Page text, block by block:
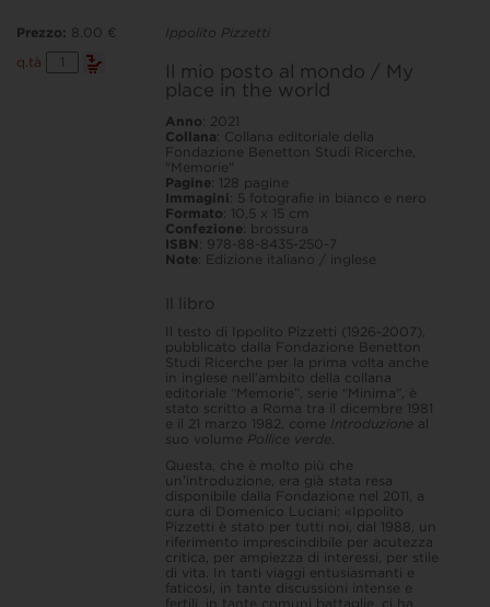
Ippolito Pizzetti
Il mio posto al mondo / My
place in the world
Anno: 2021
Collana: Collana editoriale della
Fondazione Benetton Studi Ricerche,
"Memorie"
Pagine: 128 pagine
Immagini: 5 fotografie in bianco e nero
Formato: 10,5 x 15 cm
Confezione: brossura
ISBN : 978-88-8435-250-7
Note: Edizione italiano / inglese
Il libro
Il testo di Ippolito Pizzetti (1926-2007),
pubblicato dalla Fondazione Benetton
Studi Ricerche per la prima volta anche
in inglese nell’ambito della collana
editoriale “Memorie”, serie “Minima”, è
stato scritto a Roma tra il dicembre 1981
e il 21 marzo 1982, come Introduzione al
suo volume Pollice verde
Questa, che è molto più che
un’introduzione, era già stata resa
disponibile dalla Fondazione nel 2011, a
cura di Domenico Luciani: «Ippolito
Pizzetti è stato per tutti noi, dal 1988, un
riferimento imprescindibile per acutezza
critica, per ampiezza di interessi, per stile
di vita. In tanti viaggi entusiasmanti e
faticosi, in tante discussioni intense e
fertili, in tante comuni battaglie, ci ha
Prezzo: 8.00 €
q.tà
mio